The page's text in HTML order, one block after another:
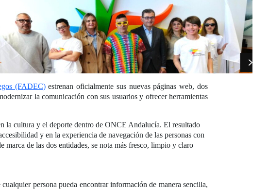
(FADEC)estrenan oficialmente sus nuevas páginas web, dos
la comunicación con sus usuarios y ofrecer herramientas
la cultura y el deporte dentro de ONCE Andalucía. El resultado
y en la experiencia de navegación de las personas con
de las dos entidades, se nota más fresco, limpio y claro
persona pueda encontrar información de manera sencilla,